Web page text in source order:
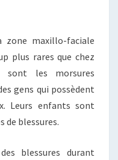
zone maxillo-faciale
plus rares que chez
sont les morsures
gens qui possèdent
Leurs enfants sont
de blessures.
blessures durant